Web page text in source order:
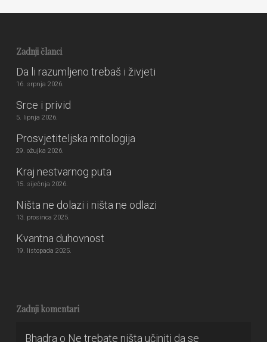
Zadnji članci
Da li razumljeno trebaš i živjeti
16. srpnja 2026.
Srce i privid
5. lipnja 2026.
Prosvjetiteljska mitologija
29. ožujka 2026.
Kraj nestvarnog puta
15. siječnja 2026.
Ništa ne dolazi i ništa ne odlazi
13. prosinca 2025.
Kvantna duhovnost
19. listopada 2025.
Zadnji komentari
Bhadra o Ne trebate ništa učiniti da se